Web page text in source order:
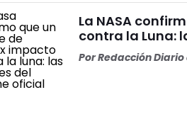
La NASA
contra la Luna:
PorRedacción Diario